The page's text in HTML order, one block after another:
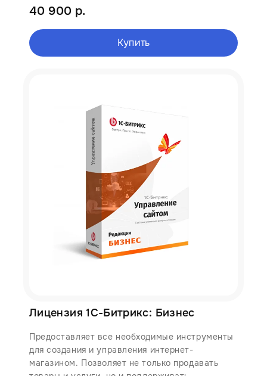
40 900 р.
Купить
Лицензия 1С-Битрикс: Бизнес
Предоставляет все необходимые инструменты
для создания и управления интернет-
магазином. Позволяет не только продавать